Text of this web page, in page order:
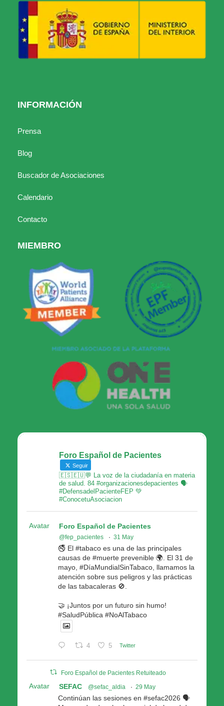
INFORMACIÓN
Prensa
Blog
Buscador de Asociaciones
Calendario
Contacto
MIEMBRO
Foro Español de Pacientes
Seguir
🇪🇸🇪🇺💬 La voz de la ciudadanía en materia
de salud. 84 #organizacionesdepacientes 🗣
#DefensadelPacienteFEP 💚
#ConocetuAsociacion
Avatar Foro Español de Pacientes
@fep_pacientes · 31 May
🚭 El #tabaco es una de las principales
causas de #muerte prevenible 🌍. El 31 de
mayo, #DíaMundialSinTabaco, llamamos la
atención sobre sus peligros y las prácticas
de las tabacaleras 🚫.
🤝 ¡Juntos por un futuro sin humo!
#SaludPública #NoAlTabaco
4 5 Twitter
Foro Español de Pacientes Retuiteado
Avatar SEFAC @sefac_aldia · 29 May
Continúan las sesiones en #sefac2026 🗣️